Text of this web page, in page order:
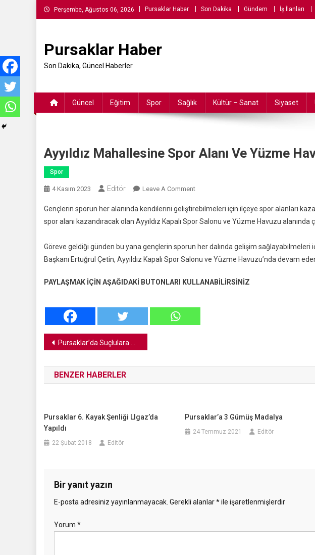
Skip
to
Perşembe, Ağustos 06, 2026 Pursaklar Haber Son Dakika Gündem İş İlanları
Pursaklar Haber
Son Dakika, Güncel Haberler
Güncel Eğitim Spor Sağlık Kültür – Sanat Siyaset
Ayyıldız Mahallesine Spor Alanı Ve Yüzme
Spor
4 Kasım 2023 Editör Leave A CommentOn
Mahallesine
Spor
Ve
Yüzme
Gençlerin sporun her alanında kendilerini geliştirebilmeleri için ilçeye spor alanları
spor alanı kazandıracak olan Ayyıldız Kapalı Spor Salonu ve Yüzme Havuzu alanında
Göreve geldiği günden bu yana gençlerin sporun her dalında gelişim sağlayabilmeleri
Başkanı Ertuğrul Çetin, Ayyıldız Kapalı Spor Salonu ve Yüzme Havuzu’nda devam
PAYLAŞMAK İÇİN AŞAĞIDAKİ BUTONLARI KULLANABİLİRSİNİZ
Yazı
gezinmesi
Pursaklar’da Suçlulara Göz Açtırılmıyor
BENZER HABERLER
Pursaklar 6. Kayak Şenliği Llgaz’da
Yapıldı
22 Şubat 2018 Editör
Pursaklar’a 3 Gümüş Madalya
24 Temmuz 2021 Editör
Bir yanıt yazın
E-posta adresiniz yayınlanmayacak. Gerekli alanlar*ile işaretlenmişlerdir
Yorum *